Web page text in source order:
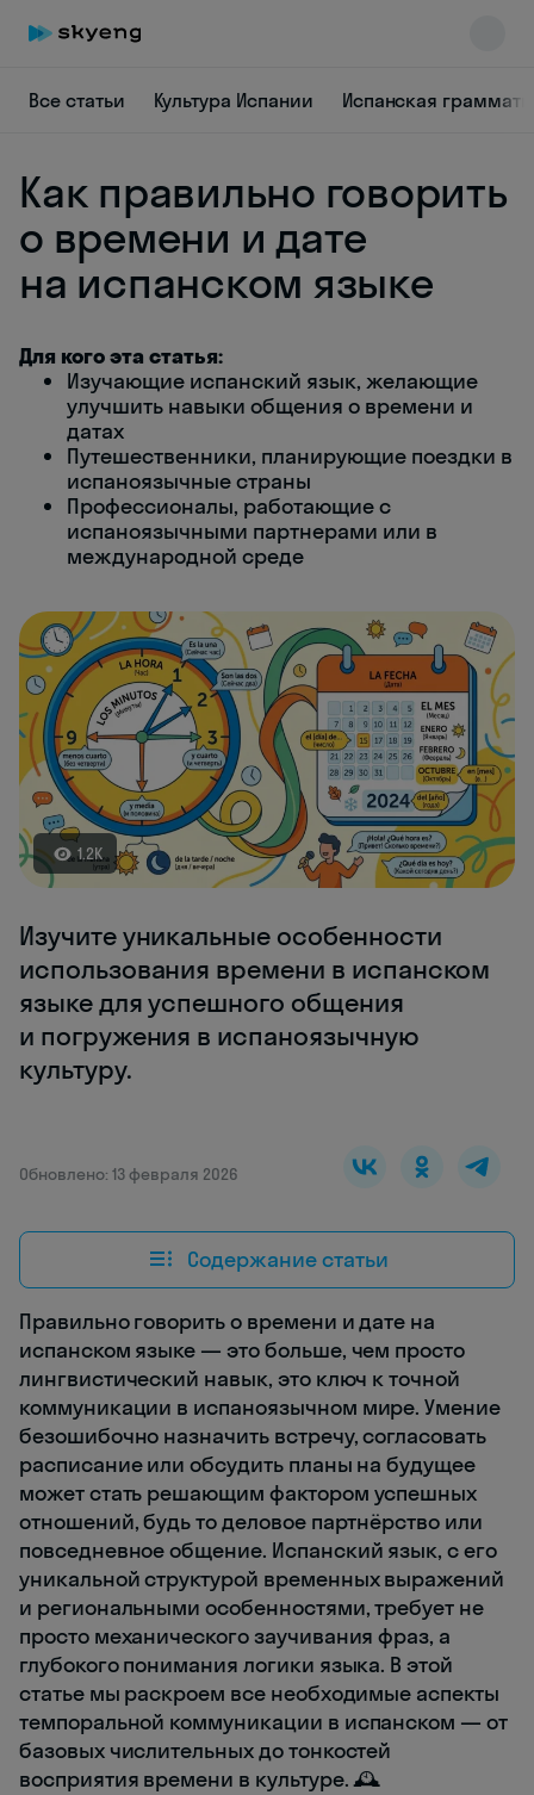
Все статьи Культура Испании Испанская
Как правильно говорить
о времени и дате
на испанском языке
Для кого эта статья:
Изучающие испанский язык, желающие
улучшить навыки общения о времени и
датах
Путешественники, планирующие поездки в
испаноязычные страны
Профессионалы, работающие с
испаноязычными партнерами или в
международной среде
1.2K
Изучите уникальные особенности
использования времени в испанском
языке для успешного общения
и погружения в испаноязычную
культуру.
Обновлено: 13 февраля 2026
Содержание статьи
Правильно говорить о времени и дате на
испанском языке — это больше, чем просто
лингвистический навык, это ключ к точной
коммуникации в испаноязычном мире. Умение
безошибочно назначить встречу, согласовать
расписание или обсудить планы на будущее
может стать решающим фактором успешных
отношений, будь то деловое партнёрство или
повседневное общение. Испанский язык, с его
уникальной структурой временных выражений
и региональными особенностями, требует не
просто механического заучивания фраз, а
глубокого понимания логики языка. В этой
статье мы раскроем все необходимые аспекты
темпоральной коммуникации в испанском — от
базовых числительных до тонкостей
восприятия времени в культуре. 🕰️